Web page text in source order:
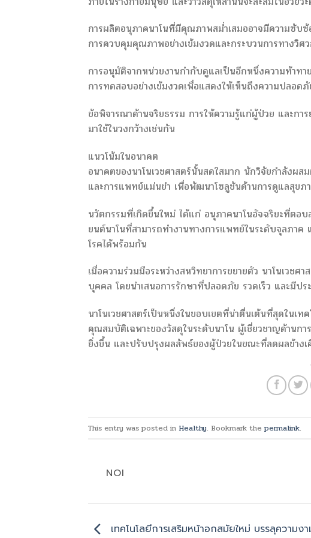
การผลิตอนุภาคนาโนที่มีคุณภาพสม่ำเสมออาจมีความซั
การควบคุมคุณภาพอย่างเข้มงวดและกระบวนการทางวิศ
การอนุมัติจากหน่วยงานกำกับดูแลเป็นอีกหนึ่งความท้าทา
การทดสอบอย่างเข้มงวดเพื่อแสดงให้เห็นถึงความปลอ
ข้อพิจารณาด้านจริยธรรม การให้ความรู้แก่ผู้ป่วย และกา
มาใช้ในวงกว้างเช่นกัน
แนวโน้มในอนาคต
อนาคตของนาโนเวชศาสตร์นั้นสดใสมาก นักวิจัยกำลังผ
และการแพทย์แม่นยำ เพื่อพัฒนาโซลูชันด้านการดูแลสุขภ
นวัตกรรมที่เกิดขึ้นใหม่ ได้แก่ อนุภาคนาโนอัจฉริยะที่ตอ
ยนต์นาโนที่สามารถทำงานทางการแพทย์ในระดับจุลภา
โรคได้พร้อมกัน
เมื่อความร่วมมือระหว่างสหวิทยาการขยายตัว นาโนเวช
บุคคล โดยนำเสนอการรักษาที่ปลอดภัย รวดเร็ว และมีป
นาโนเวชศาสตร์เป็นหนึ่งในขอบเขตที่น่าตื่นเต้นที่สุดในเ
คุณสมบัติเฉพาะของวัสดุในระดับนาโน ผู้เชี่ยวชาญด้านก
ยิ่งขึ้น และปรับปรุงผลลัพธ์ของผู้ป่วยในขณะที่ลดผลข้าง
This entry was posted in Healthy. Bookmark the permalink.
NOI
เทคโนโลยีการเสริมหน้าอกสมัยใหม่ บรรลุความง